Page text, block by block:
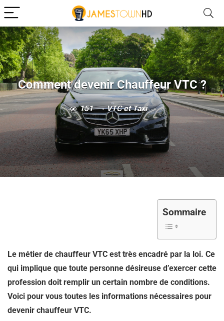
Comment devenir Chauffeur VTC ?
151 VTC et Taxi
Sommaire
Le métier de chauffeur VTC est très encadré par la loi. Ce
qui implique que toute personne désireuse d’exercer cette
profession doit remplir un certain nombre de conditions.
Voici pour vous toutes les informations nécessaires pour
devenir chauffeur VTC.